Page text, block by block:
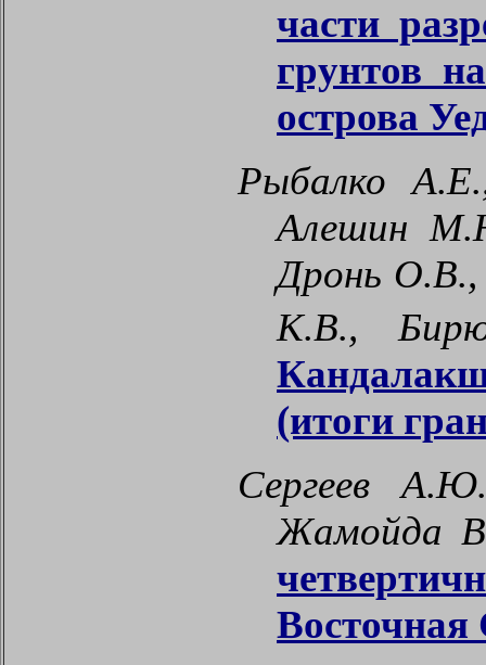
части
грунтов
острова
Рыбалко
Алешин
Дронь
К.В.,
(итоги
Сергеев
Жамойда
Восточная